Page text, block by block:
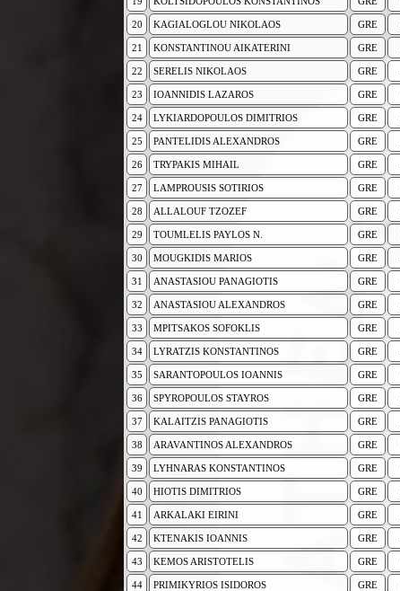
20 KAGIALOGLOU NIKOLAOS GRE
21 KONSTANTINOU AIKATERINI GRE
22 SERELIS NIKOLAOS GRE
23 IOANNIDIS LAZAROS GRE
24 LYKIARDOPOULOS DIMITRIOS GRE
25 PANTELIDIS ALEXANDROS GRE
26 TRYPAKIS MIHAIL GRE
27 LAMPROUSIS SOTIRIOS GRE
28 ALLALOUF TZOZEF GRE
29 TOUMLELIS PAYLOS N. GRE
30 MOUGKIDIS MARIOS GRE
31 ANASTASIOU PANAGIOTIS GRE
32 ANASTASIOU ALEXANDROS GRE
33 MPITSAKOS SOFOKLIS GRE
34 LYRATZIS KONSTANTINOS GRE
35 SARANTOPOULOS IOANNIS GRE
36 SPYROPOULOS STAYROS GRE
37 KALAITZIS PANAGIOTIS GRE
38 ARAVANTINOS ALEXANDROS GRE
39 LYHNARAS KONSTANTINOS GRE
40 HIOTIS DIMITRIOS GRE
41 ARKALAKI EIRINI GRE
42 KTENAKIS IOANNIS GRE
43 KEMOS ARISTOTELIS GRE
44 PRIMIKYRIOS ISIDOROS GRE